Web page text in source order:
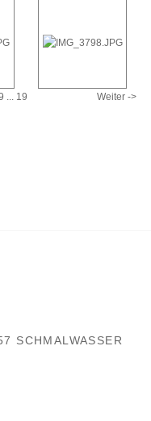
... 19 Weiter ->
SCHMALWASSER